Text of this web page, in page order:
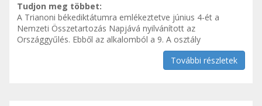
Tudjon meg többet:
A Trianoni békediktátumra emlékeztetve június 4-ét a
Nemzeti Összetartozás Napjává nyilvánított az
Országgyűlés. Ebből az alkalomból a 9. A osztály
További részletek